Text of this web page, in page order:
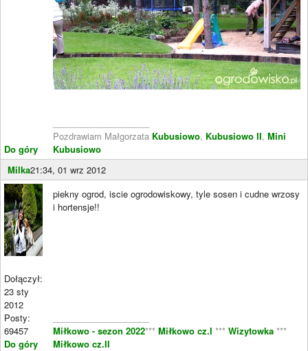
Do góry
Pozdrawiam Małgorzata Kubusiowo, Kubusiowo II, Mini
Kubusiowo
Milka21:34, 01 wrz 2012
Dołączył:
23 sty
2012
Posty:
69457
Do góry
piekny ogrod, iscie ogrodowiskowy, tyle sosen i cudne wrzosy
i hortensje!!
Miłkowo - sezon 2022*** Miłkowo cz.I *** Wizytowka ***
Miłkowo cz.II